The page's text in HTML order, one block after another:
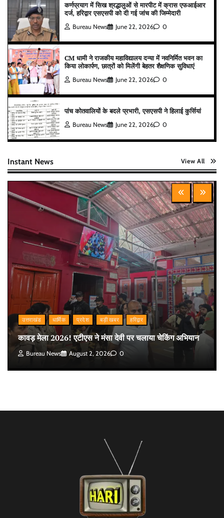
कर्णप्रयाग में सिख श्रद्धालुओं से मारपीट में क्रास एफआईआर
दर्ज, हरिद्वार एसएसपी को दी गई जांच की जिम्मेदारी
Bureau News June 22, 2026 0
CM धामी ने राजकीय महाविद्यालय दन्या में नवनिर्मित भवन का
किया लोकार्पण, छात्रों को मिलेंगी बेहतर शैक्षणिक सुविधाएं
Bureau News June 22, 2026 0
पांच कोतवालियों के बदले प्रभारी, एसएसपी ने हिलाई कुर्सियां
Bureau News June 22, 2026 0
Instant News View All
उत्तराखंड धार्मिक प्रदेश बड़ी खबर हरिद्वार
कावड़ मेला 2026! एटीएस ने मंसा देवी पर चलाया चेकिंग अभियान
Bureau News August 2, 2026 0